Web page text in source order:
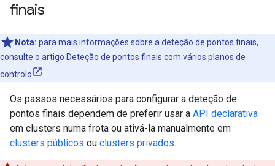
finais
Nota: para mais informações sobre a deteção de pontos finais,
consulte o artigo Deteção de pontos finais com vários planos de
controlo
Os passos necessários para configurar a deteção de
pontos finais dependem de preferir usar a API declarativa
em clusters numa frota ou ativá-la manualmente em
clusters públicos ou clusters privados.